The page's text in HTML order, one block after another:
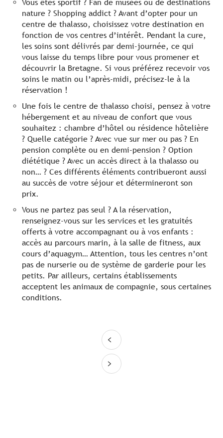
Vous êtes sportif ? Fan de musées ou de destinations
nature ? Shopping addict ? Avant d’opter pour un
centre de thalasso, choisissez votre destination en
fonction de vos centres d’intérêt. Pendant la cure,
les soins sont délivrés par demi-journée, ce qui
vous laisse du temps libre pour vous promener et
découvrir la Bretagne. Si vous préférez recevoir vos
soins le matin ou l’après-midi, précisez-le à la
réservation !
Une fois le centre de thalasso choisi, pensez à votre
hébergement et au niveau de confort que vous
souhaitez : chambre d’hôtel ou résidence hôtelière
? Quelle catégorie ? Avec vue sur mer ou pas ? En
pension complète ou en demi-pension ? Option
diététique ? Avec un accès direct à la thalasso ou
non… ? Ces différents éléments contribueront aussi
au succès de votre séjour et détermineront son
prix.
Vous ne partez pas seul ? A la réservation,
renseignez-vous sur les services et les gratuités
offerts à votre accompagnant ou à vos enfants :
accès au parcours marin, à la salle de fitness, aux
cours d’aquagym… Attention, tous les centres n’ont
pas de nurserie ou de système de garderie pour les
petits. Par ailleurs, certains établissements
acceptent les animaux de compagnie, sous certaines
conditions.